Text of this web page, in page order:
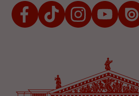
FacebookTikTokInstagramYoutubeIssuu